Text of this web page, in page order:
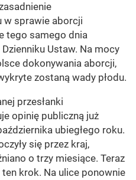
w sprawie aborcji
tego samego dnia
Ustaw. Na mocy
dokonywania aborcji,
zostaną wady płodu.
przesłanki
opinię publiczną już
ubiegłego roku.
się przez kraj,
o trzy miesiące. Teraz
ten krok. Na ulice ponownie